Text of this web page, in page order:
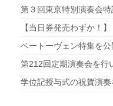
第３回東京特別演奏会
【当日券発売わずか！】
ベートーヴェン特集を公
第212回定期演奏会を行
学位記授与式の祝賀演奏